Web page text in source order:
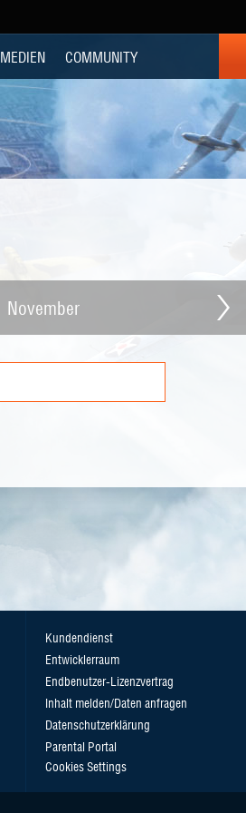
MEDIEN COMMUNITY
November
Kundendienst
Entwicklerraum
Endbenutzer-Lizenzvertrag
Inhalt melden/Daten anfragen
Datenschutzerklärung
Parental Portal
Cookies Settings